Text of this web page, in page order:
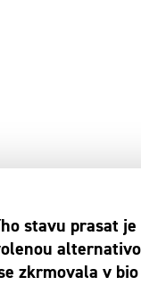
stavu prasat
zkrmovala v